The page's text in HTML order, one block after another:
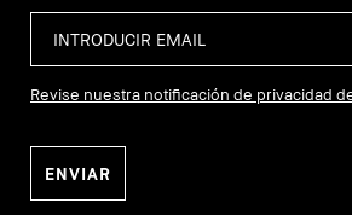
Revise nuestra notificación de privacidad